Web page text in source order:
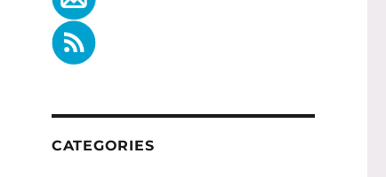
CATEGORIES